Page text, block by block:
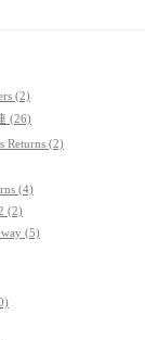
(2)
(26)
Returns (2)
(4)
(2)
(5)